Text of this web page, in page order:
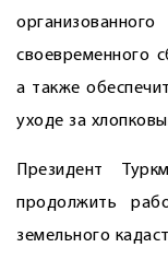
своевременного
а также
уходе за
Президент
продолжить
земельного